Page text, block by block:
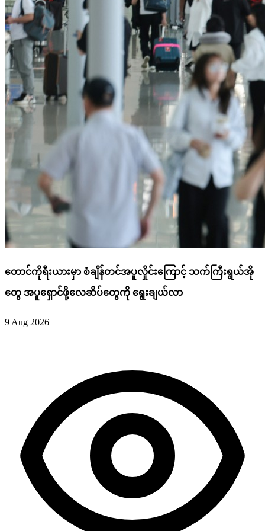
တောင်ကိုရီးယားမှာ စံချိန်တင်အပူလှိုင်းကြောင့် သက်ကြီးရွယ်အို
တွေ အပူရှောင်ဖို့လေဆိပ်တွေကို ရွေးချယ်လာ
9 Aug 2026